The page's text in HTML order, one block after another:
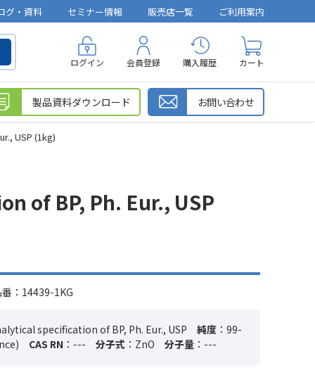
グ・資料 セミナー情報 販売店一覧 ご利用案内
ログイン 会員登録 購入履歴 カート
製品資料ダウンロード お問い合わせ
USP (1kg)
of BP, Ph. Eur., USP
：14439-1KG
specification of BP, Ph. Eur., USP 純度 ：99-
CAS RN ：--- 分子式 ：ZnO 分子量 ：---